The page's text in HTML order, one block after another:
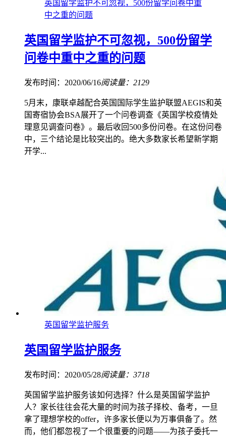
英国留学监护不可忽视，500份留学问卷中重
中之重的问题
英国留学监护不可忽视，500份留学
问卷中重中之重的问题
发布时间：2020/06/16阅读量：2129
5月末，康联卓越配合英国国际学生监护联盟AEGIS和英
国寄宿协会BSA展开了一个问卷调查《英国学校疫情处
理意见调查问卷》。最后收回500多份问卷。在这份问卷
中，三个结论是比较突出的。绝大多数家长希望新学期
开学...
英国留学监护服务
英国留学监护服务
发布时间：2020/05/28阅读量：3718
英国留学监护服务该如何选择？什么是英国留学监护
人？家长往往会花大量的时间为孩子择校、备考，一旦
拿了理想学校的offer，许多家长便以为万事俱备了。然
而，他们都忽视了一个很重要的问题——为孩子委托一